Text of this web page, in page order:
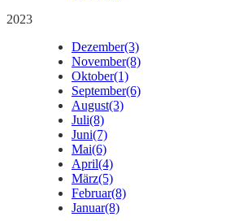
2023
Dezember(3)
November(8)
Oktober(1)
September(6)
August(3)
Juli(8)
Juni(7)
Mai(6)
April(4)
März(5)
Februar(8)
Januar(8)